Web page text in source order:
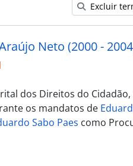
Excluir
Neto (2000 -
dos Direitos do Cidadão,
os mandatos de
Sabo Paes como